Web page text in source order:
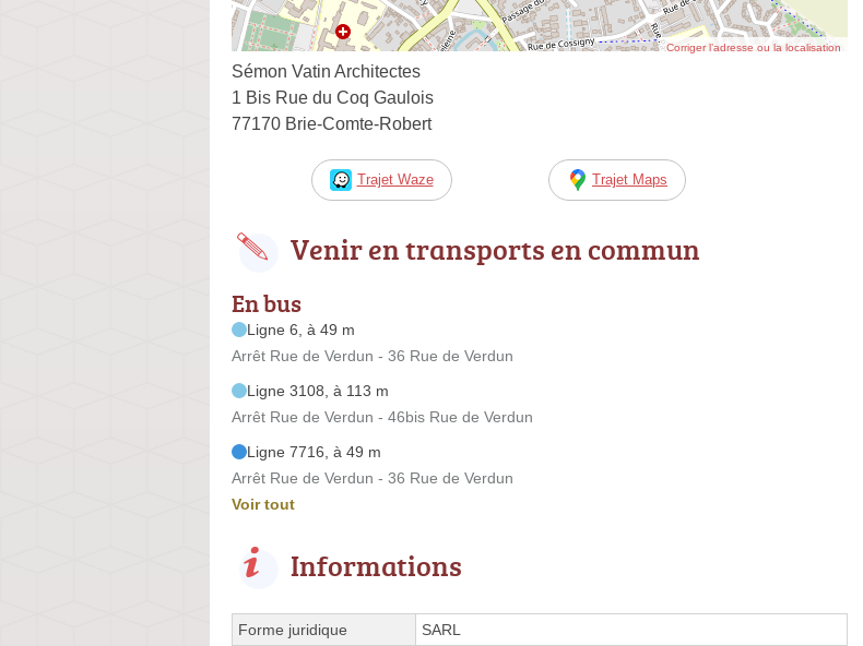
Corriger l’adresse ou la localisation
Sémon Vatin Architectes
1 Bis Rue du Coq Gaulois
77170 Brie-Comte-Robert
Trajet Waze Trajet Maps
Venir en transports en commun
En bus
Ligne 6, à 49 m
Arrêt Rue de Verdun - 36 Rue de Verdun
Ligne 3108, à 113 m
Arrêt Rue de Verdun - 46bis Rue de Verdun
Ligne 7716, à 49 m
Arrêt Rue de Verdun - 36 Rue de Verdun
Voir tout
Informations
Forme juridique SARL